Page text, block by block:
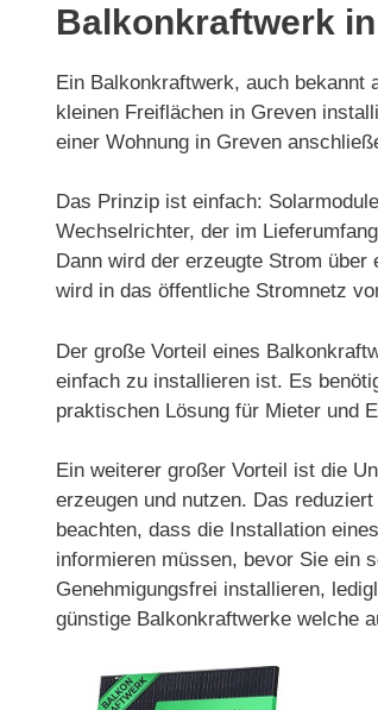
Balkonkraftwerk
Ein Balkonkraftwerk, auch bekannt
kleinen Freiflächen in Greven
einer Wohnung in Greven
Das Prinzip ist einfach:
Wechselrichter, der im
Dann wird der erzeugte Strom
wird in das öffentliche Stromnetz
Der große Vorteil eines
einfach zu installieren ist. Es
praktischen Lösung für Mieter und
Ein weiterer großer Vorteil ist die
erzeugen und nutzen. Das
beachten, dass die Installation
informieren müssen, bevor Sie ein
Genehmigungsfrei installieren,
günstige Balkonkraftwerke welche